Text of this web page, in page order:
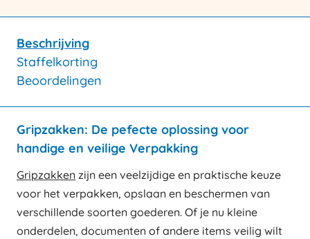
Beschrijving
Staffelkorting
Beoordelingen
Gripzakken: De pefecte oplossing voor
handige en veilige Verpakking
Gripzakken zijn een veelzijdige en praktische keuze
voor het verpakken, opslaan en beschermen van
verschillende soorten goederen. Of je nu kleine
onderdelen, documenten of andere items veilig wilt